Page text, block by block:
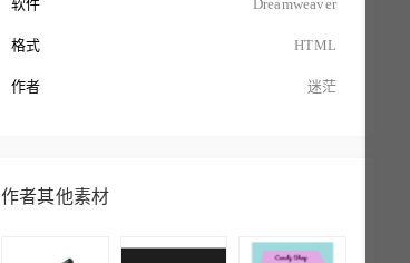
软件 Dreamweaver
格式 HTML
作者 迷茫
作者其他素材